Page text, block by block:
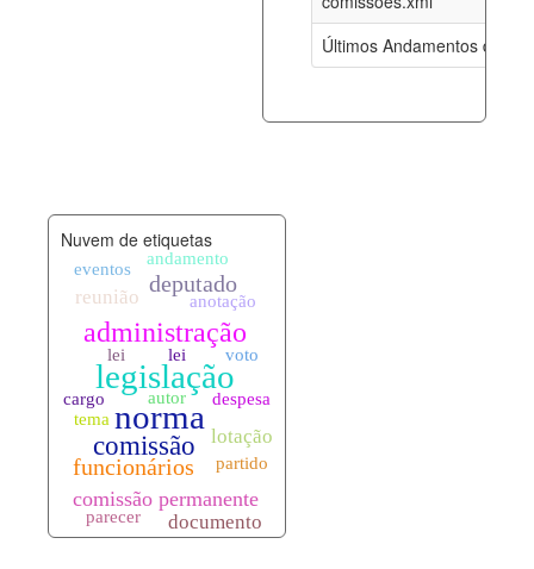
Últimos Andamentos de
documento_andamento.xml 08-08-
palavras_chave.xml 08-08-
legislacao_norma_anotacoes.xml
Nuvem de etiquetas